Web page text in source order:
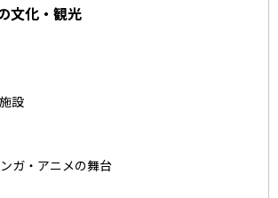
文化・観光
設
ガ・アニメの舞台